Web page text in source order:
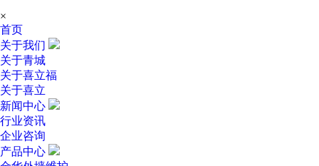
×
首页
关于我们
关于青城
关于喜立福
关于喜立
新闻中心
行业资讯
企业咨询
产品中心